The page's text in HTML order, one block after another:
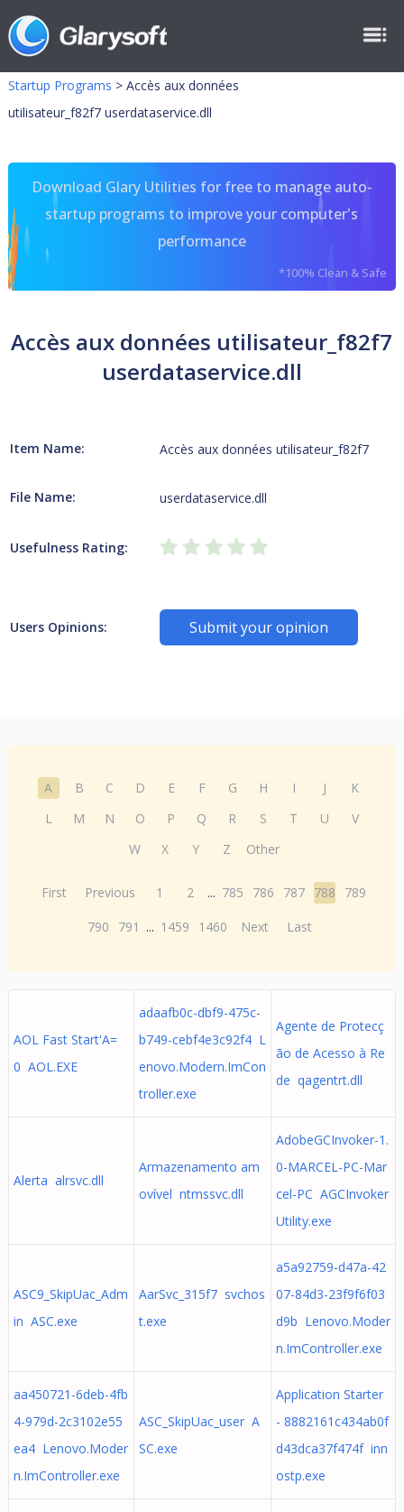
Startup Programs > Accès aux données
utilisateur_f82f7 userdataservice.dll
Download Glary Utilities for free to manage auto-
startup programs to improve your computer's
performance
*100% Clean & Safe
Accès aux données utilisateur_f82f7
userdataservice.dll
Item Name: Accès aux données utilisateur_f82f7
File Name: userdataservice.dll
Usefulness Rating:
Users Opinions: Submit your opinion
A B C D E F G H I J
K
L
M N O P Q R S T U
V
W
X Y Z Other
First Previous 1 2 ... 785 786 787 788
789
790
791 ... 1459 1460 Next Last
AOL Fast Start'A=
0 AOL.EXE
adaafb0c-dbf9-475c-
b749-cebf4e3c92f4 L
enovo.Modern.ImCon
troller.exe
Agente de Protecç
ão de Acesso à Re
de qagentrt.dll
Alerta alrsvc.dll
Armazenamento am
ovível ntmssvc.dll
AdobeGCInvoker-1.
0-MARCEL-PC-Mar
cel-PC AGCInvoker
Utility.exe
ASC9_SkipUac_Adm
in ASC.exe
AarSvc_315f7 svchos
t.exe
a5a92759-d47a-42
07-84d3-23f9f6f03
d9b Lenovo.Moder
n.ImController.exe
aa450721-6deb-4fb
4-979d-2c3102e55
ea4 Lenovo.Moder
n.ImController.exe
ASC_SkipUac_user A
SC.exe
Application Starter
- 8882161c434ab0f
d43dca37f474f inn
ostp.exe